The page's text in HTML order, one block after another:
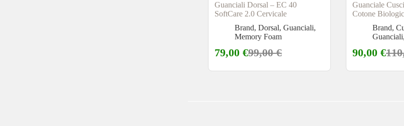
Guanciali Dorsal – EC 40
SoftCare 2.0 Cervicale
Brand,Dorsal,Guanciali,
Memory Foam
99,00€
79,00€
Guanciale
Cotone
Brand,
Guanciali
90,00€